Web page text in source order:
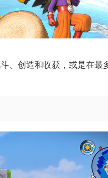
、创造和收获，或是在